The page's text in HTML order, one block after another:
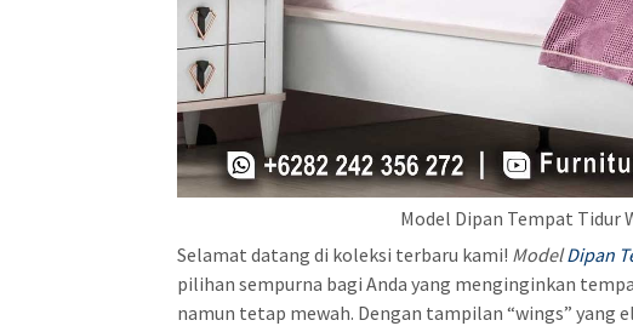
Model Dipan Tempat Tidur
Selamat datang di koleksi terbaru kami! ModelDipan
pilihan sempurna bagi Anda yang menginginkan
namun tetap mewah. Dengan tampilan “wings” yang